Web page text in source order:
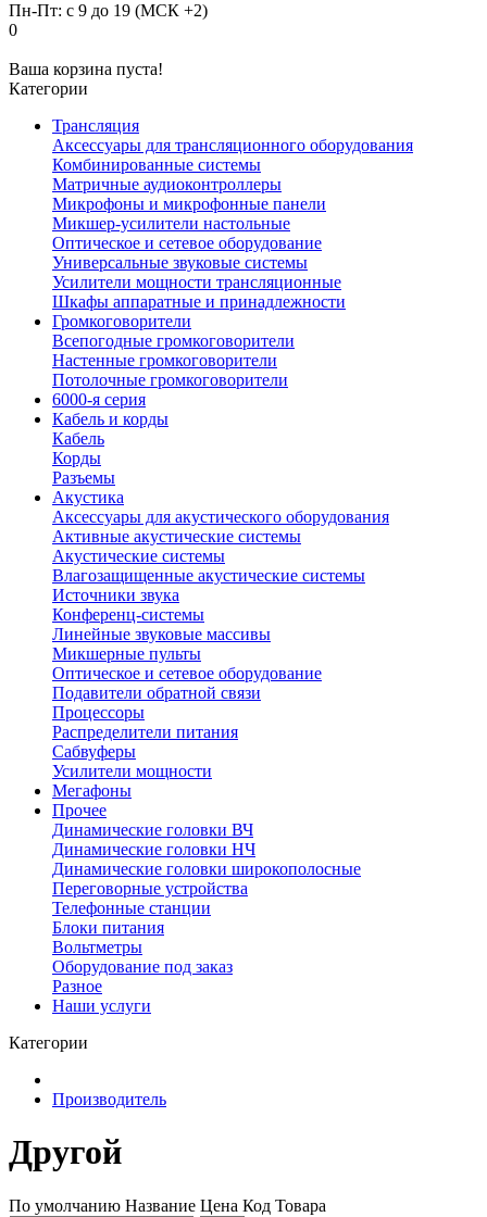
Пн-Пт: с 9 до 19 (МСК +2)
0
Ваша корзина пуста!
Категории
Трансляция
Аксессуары для трансляционного оборудования
Комбинированные системы
Матричные аудиоконтроллеры
Микрофоны и микрофонные панели
Микшер-усилители настольные
Оптическое и сетевое оборудование
Универсальные звуковые системы
Усилители мощности трансляционные
Шкафы аппаратные и принадлежности
Громкоговорители
Всепогодные громкоговорители
Настенные громкоговорители
Потолочные громкоговорители
6000-я серия
Кабель и корды
Кабель
Корды
Разъемы
Акустика
Аксессуары для акустического оборудования
Активные акустические системы
Акустические системы
Влагозащищенные акустические системы
Источники звука
Конференц-системы
Линейные звуковые массивы
Микшерные пульты
Оптическое и сетевое оборудование
Подавители обратной связи
Процессоры
Распределители питания
Сабвуферы
Усилители мощности
Мегафоны
Прочее
Динамические головки ВЧ
Динамические головки НЧ
Динамические головки широкополосные
Переговорные устройства
Телефонные станции
Блоки питания
Вольтметры
Оборудование под заказ
Разное
Наши услуги
Категории
Производитель
Другой
По умолчанию Название Цена Код Товара